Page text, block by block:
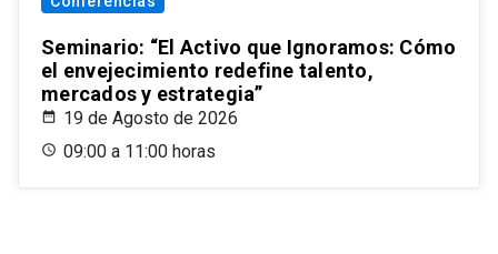
Seminario: “El Activo que Ignoramos: Cómo
el envejecimiento redefine talento,
mercados y estrategia”
19 de Agosto de 2026
09:00 a 11:00 horas